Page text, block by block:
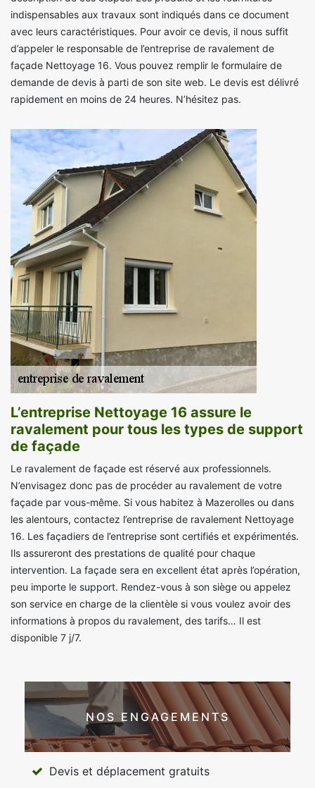
indispensables aux travaux sont indiqués dans ce document
avec leurs caractéristiques. Pour avoir ce devis, il nous suffit
d’appeler le responsable de l’entreprise de ravalement de
façade Nettoyage 16. Vous pouvez remplir le formulaire de
demande de devis à parti de son site web. Le devis est délivré
rapidement en moins de 24 heures. N’hésitez pas.
L’entreprise Nettoyage 16 assure le
ravalement pour tous les types de support
de façade
Le ravalement de façade est réservé aux professionnels.
N’envisagez donc pas de procéder au ravalement de votre
façade par vous-même. Si vous habitez à Mazerolles ou dans
les alentours, contactez l’entreprise de ravalement Nettoyage
16. Les façadiers de l’entreprise sont certifiés et expérimentés.
Ils assureront des prestations de qualité pour chaque
intervention. La façade sera en excellent état après l’opération,
peu importe le support. Rendez-vous à son siège ou appelez
son service en charge de la clientèle si vous voulez avoir des
informations à propos du ravalement, des tarifs… Il est
disponible 7 j/7.
NOS ENGAGEMENTS
Devis et déplacement gratuits